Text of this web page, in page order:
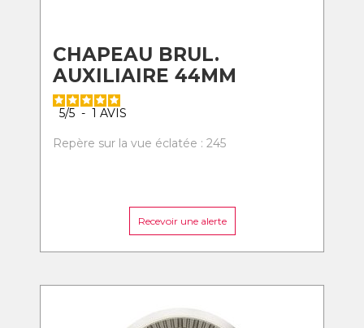
CHAPEAU BRUL.
AUXILIAIRE 44MM
5/5 - 1 AVIS
Repère sur la vue éclatée : 245
Recevoir une alerte